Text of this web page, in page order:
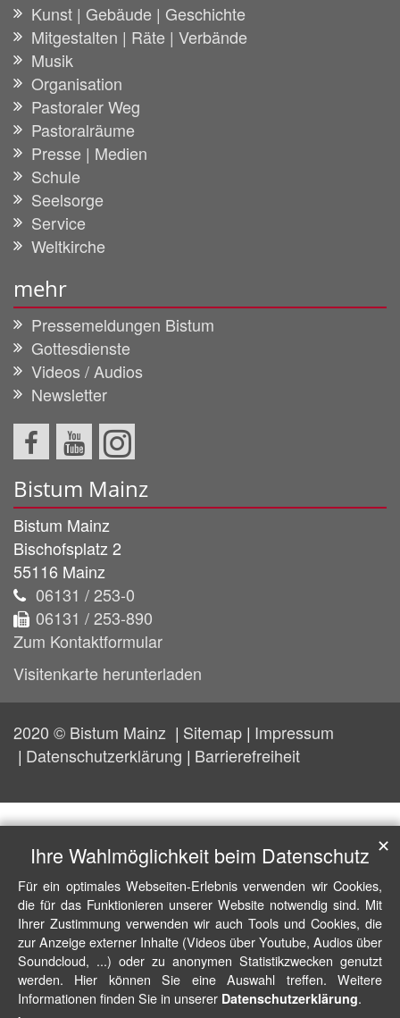
Kunst | Gebäude | Geschichte
Mitgestalten | Räte | Verbände
Musik
Organisation
Pastoraler Weg
Pastoralräume
Presse | Medien
Schule
Seelsorge
Service
Weltkirche
mehr
Pressemeldungen Bistum
Gottesdienste
Videos / Audios
Newsletter
Bistum Mainz
Bistum Mainz
Bischofsplatz 2
55116 Mainz
06131 / 253-0
06131 / 253-890
Zum Kontaktformular
Visitenkarte herunterladen
2020 © Bistum Mainz Sitemap Impressum
Datenschutzerklärung
Barrierefreiheit
Ihre Wahlmöglichkeit beim Datenschutz
Für ein optimales Webseiten-Erlebnis verwenden wir Cookies,
die für das Funktionieren unserer Website notwendig sind. Mit
Ihrer Zustimmung verwenden wir auch Tools und Cookies, die
zur Anzeige externer Inhalte (Videos über Youtube, Audios über
Soundcloud, ...) oder zu anonymen Statistikzwecken genutzt
werden. Hier können Sie eine Auswahl treffen. Weitere
Informationen finden Sie in unserer Datenschutzerklärung.
✕